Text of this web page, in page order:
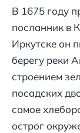
В 1675 году
посланник в
Иркутске он
берегу реки
строением
посадских
самое
острог